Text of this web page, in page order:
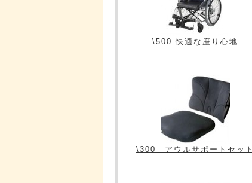
\500 快適な座り心地
\300 アウルサポートセット